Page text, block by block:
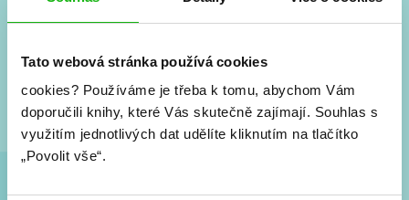
Tato webová stránka používá cookies
cookies? Používáme je třeba k tomu, abychom Vám
doporučili knihy, které Vás skutečně zajímají. Souhlas s
využitím jednotlivých dat udělíte kliknutím na tlačítko
„Povolit vše“.
#HumbookNews
Nové knihy, co se chystá, kvízy, soutěže, autoři, filmové